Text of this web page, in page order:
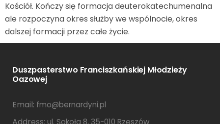
Kościół. Kończy się formacja deuterokatechumenalna
ale rozpoczyna okres służby we wspólnocie, okres
dalszej formacji przez całe życie.
Duszpasterstwo Franciszkańskiej Młodzieży
Oazowej
Email: fmo@bernardyni.pl
ul. Sokoła 8, 35-010 Rzeszów